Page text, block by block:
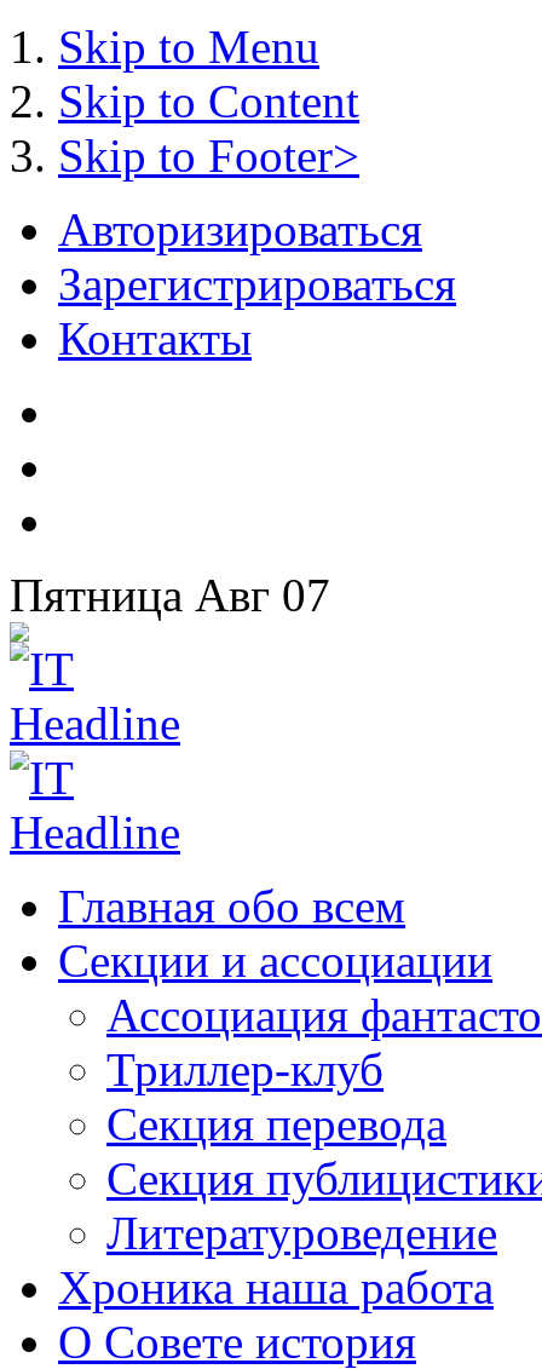
Skip to Menu
Skip to Content
Skip to Footer>
Авторизироваться
Зарегистрироваться
Контакты
Пятница Авг 07
Главная обо всем
Секции и ассоциации
Ассоциация
Триллер-клуб
Секция перевода
Секция
Литературоведение
Хроника наша работа
О Совете история